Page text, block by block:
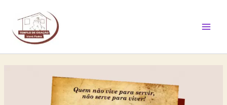
conteúdo